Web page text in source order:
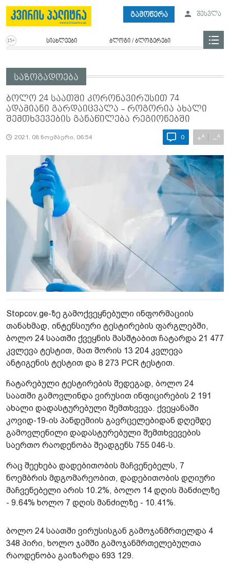
გამოწერა შესვლა
სიახლეები ბლოგი / ბლოგერები
საზოგადოება
ბოლო 24 საათში კორონავირუსით 74
ადამიანი გარდაიცვალა - როგორია ახალი
შემთხვევების განაწილება რეგიონებში
2021, 08 ნოემბერი, 06:54 0 +A −A
Stopcov.ge-ზე გამოქვეყნებული ინფორმაციის
თანახმად, ინტენსიური ტესტირების ფარგლებში,
ბოლო 24 საათში ქვეყნის მასშტაბით ჩატარდა 21 477
კვლევა ტესტით, მათ შორის 13 204 კვლევა
ანტიგენის ტესტით და 8 273 PCR ტესტით.
ჩატარებული ტესტირების შედეგად, ბოლო 24
საათში გამოვლინდა ვირუსით ინფიცირების 2 191
ახალი დადასტურებული შემთხვევა. ქვეყანაში
კოვიდ-19-ის პანდემიის გავრცელებიდან დღემდე
გამოვლენილი დადასტურებული შემთხვევების
საერთო რაოდენობა შეადგენს 755 046-ს.
რაც შეეხება დადებითობის მაჩვენებელს, 7
ნოემბრის მდგომარეობით, დადებითობის დღიური
მაჩვენებელი არის 10.2%, ბოლო 14 დღის მანძილზე
- 9.64% ხოლო 7 დღის მანძილზე - 10.41%.
ბოლო 24 საათში ვირუსისგან გამოჯანმრთელდა 4
348 პირი, ხოლო ჯამში გამოჯანმრთელებულთა
რაოდენობა გაიზარდა 693 129.